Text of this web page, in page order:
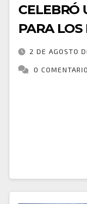
CELEBRÓ
PARA
2 DE AGOSTO
0